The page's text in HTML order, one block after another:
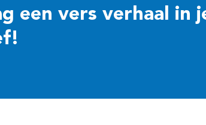
een vers verhaal in